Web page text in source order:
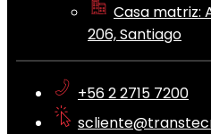
Casa matriz:
206, Santiago
+56 2 2715 7200